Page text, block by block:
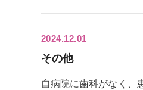
2024.12.01
その他
自病院に歯科がなく、